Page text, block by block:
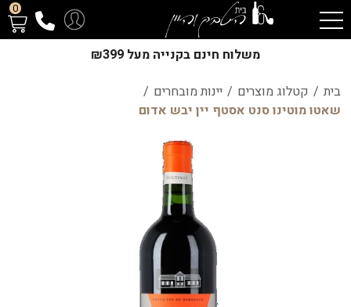
0
משלוח חינם בקנייה מעל ₪399
בית / קטלוג מוצרים / יינות מובחרים /
שאטו מוטינו סנט אסטף יין יבש אדום